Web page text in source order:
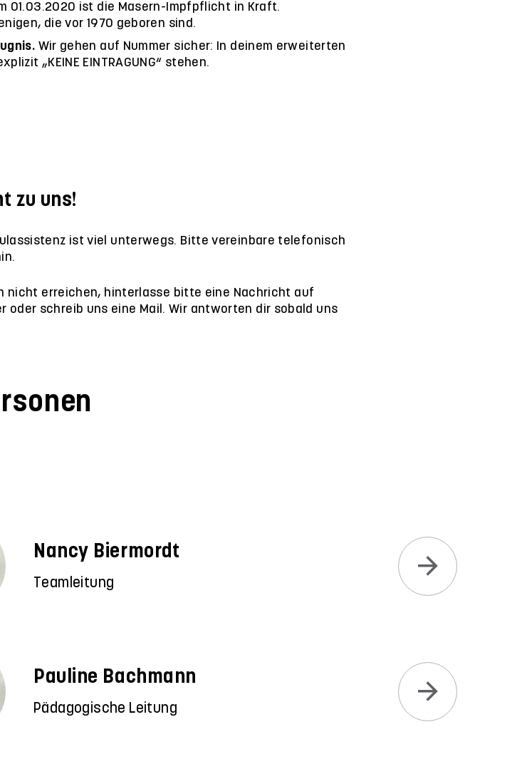
01.03.2020 ist die Masern-Impfpflicht in Kraft.
die vor 1970 geboren sind.
Wir gehen auf Nummer sicher: In deinem erweiterten
„KEINE EINTRAGUNG“ stehen.
zu uns!
ist viel unterwegs. Bitte vereinbare telefonisch
nicht erreichen, hinterlasse bitte eine Nachricht auf
oder schreib uns eine Mail. Wir antworten dir sobald uns
Nancy Biermordt
Teamleitung
Pauline Bachmann
Pädagogische Leitung